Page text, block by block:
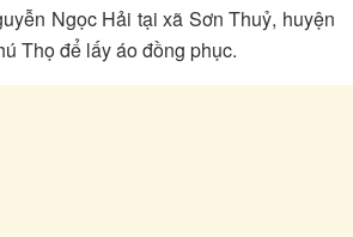
Ngọc Hải tại xã Sơn Thuỷ, huyện
Thọ để lấy áo đồng phục.